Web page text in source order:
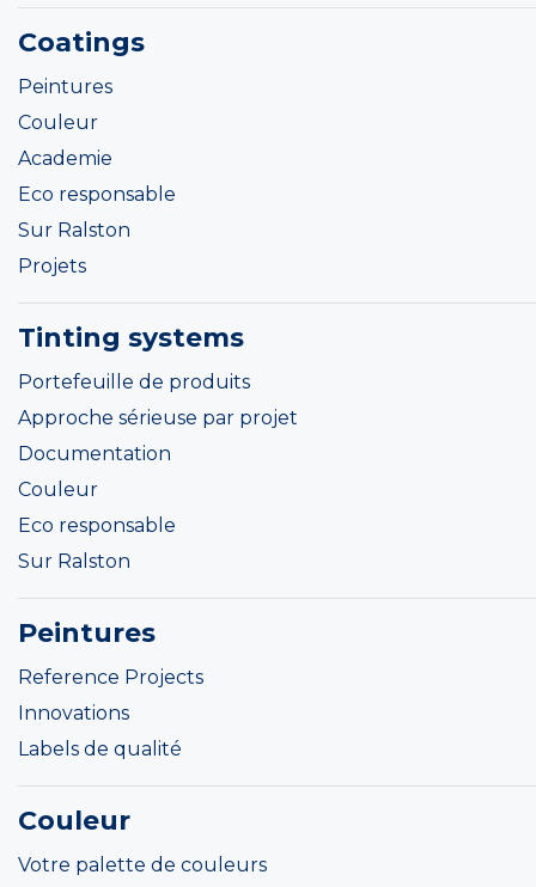
Coatings
Peintures
Couleur
Academie
Eco responsable
Sur Ralston
Projets
Tinting systems
Portefeuille de produits
Approche sérieuse par projet
Documentation
Couleur
Eco responsable
Sur Ralston
Peintures
Reference Projects
Innovations
Labels de qualité
Couleur
Votre palette de couleurs